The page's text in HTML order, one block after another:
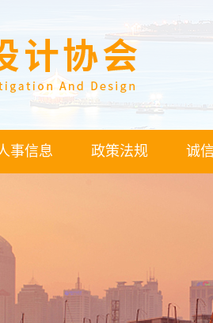
事信息 政策法规 诚